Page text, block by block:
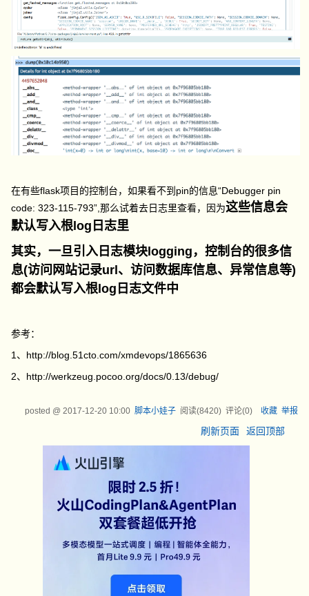
在有些flask项目的控制台，如果看不到pin的信息“Debugger pin
code: 323-115-793”,那么试着去日志里查看，因为这些信息会
默认写入根log日志里
其实，一旦引入日志模块logging，控制台的很多信
息(访问网站记录url、访问数据库信息、异常信息等)
都会默认写入根log日志文件中
参考：
1、http://blog.51cto.com/xmdevops/1865636
2、http://werkzeug.pocoo.org/docs/0.13/debug/
posted @ 2017-12-20 10:00 脚本小娃子阅读(8420) 评论(0) 收藏 举报
刷新页面 返回顶部